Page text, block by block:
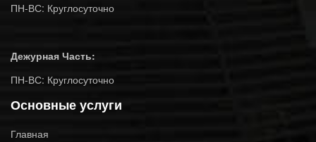
ПН-ВС: Круглосуточно
Дежурная Часть:
ПН-ВС: Круглосуточно
Основные услуги
Главная